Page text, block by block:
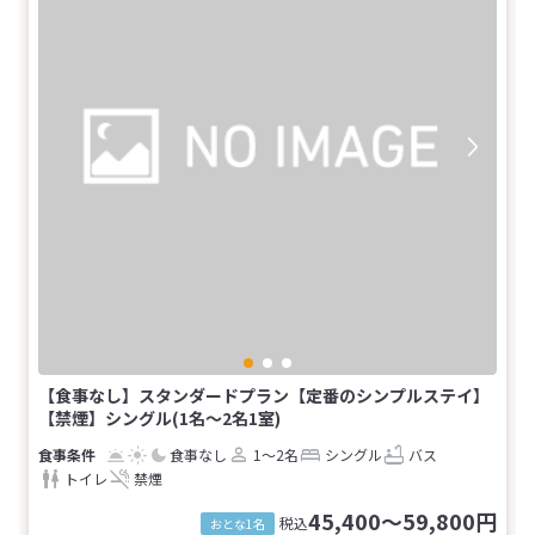
【食事なし】スタンダードプラン【定番のシンプルステイ】
【禁煙】シングル(1名～2名1室)
食事なし 1～2名 シングル
バス
トイレ
禁煙
おとな1名 税込45,400～59,800円